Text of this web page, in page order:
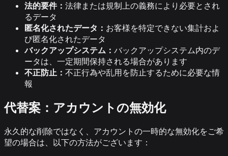
法的要件： 法律または規制上の義務により必要とされ
るデータ
匿名化されたデータ： お客様を特定できない集計およ
び匿名化されたデータ
バックアップシステム： バックアップシステム内のデ
ータは、一定期間保持される場合があります
不正防止： 不正行為や乱用を防止するために必要な情
報
代替案：アカウントの無効化
永久的な削除ではなく、アカウントの一時的な無効化をご希
望の場合は、以下の方法がございます：